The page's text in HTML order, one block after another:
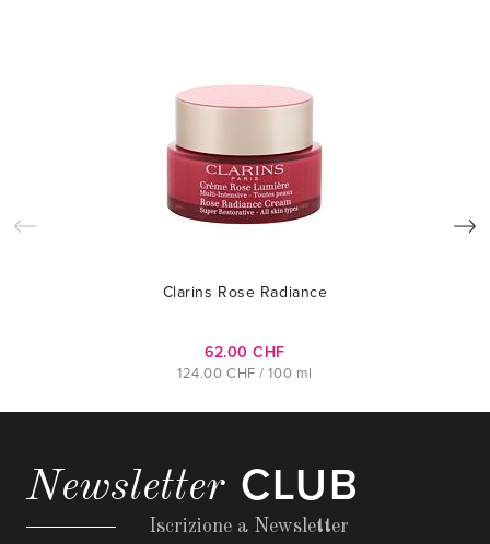
Clarins Rose Radiance
62.00 CHF
124.00 CHF / 100 ml
Newsletter CLUB
Iscrizione a Newsletter